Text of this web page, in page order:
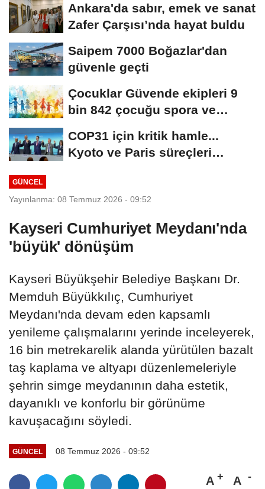
Ankara'da sabır, emek ve sanat
Zafer Çarşısı’nda hayat buldu
Saipem 7000 Boğazlar'dan
güvenle geçti
Çocuklar Güvende ekipleri 9
bin 842 çocuğu spora ve
COP31 için kritik hamle...
Kyoto ve Paris süreçleri
GÜNCEL
Yayınlanma: 08 Temmuz 2026 - 09:52
Kayseri Cumhuriyet Meydanı'nda
'büyük' dönüşüm
Kayseri Büyükşehir Belediye Başkanı Dr.
Memduh Büyükkılıç, Cumhuriyet
Meydanı'nda devam eden kapsamlı
yenileme çalışmalarını yerinde inceleyerek,
16 bin metrekarelik alanda yürütülen bazalt
taş kaplama ve altyapı düzenlemeleriyle
şehrin simge meydanının daha estetik,
dayanıklı ve konforlu bir görünüme
kavuşacağını söyledi.
GÜNCEL 08 Temmuz 2026 - 09:52
A A